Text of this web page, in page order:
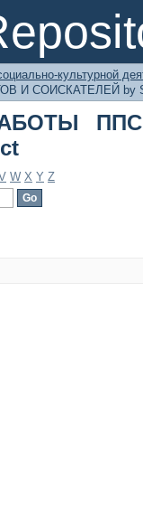
ППС,
культурной
И СОИСКАТЕЛЕЙ by
W X Y Z